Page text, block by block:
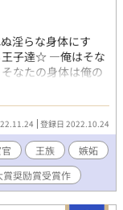
淫らな身体にす
王子達☆ ―俺はそな
なたの身体は俺の
はいられないよう
、そなたもあの宦
ル大帝国の皇帝を
て生まれた彼は、
んな王太子の運命
秘密」が表に出る
登録日 2022.10.24
王族
嫉妬
奨励賞受賞作